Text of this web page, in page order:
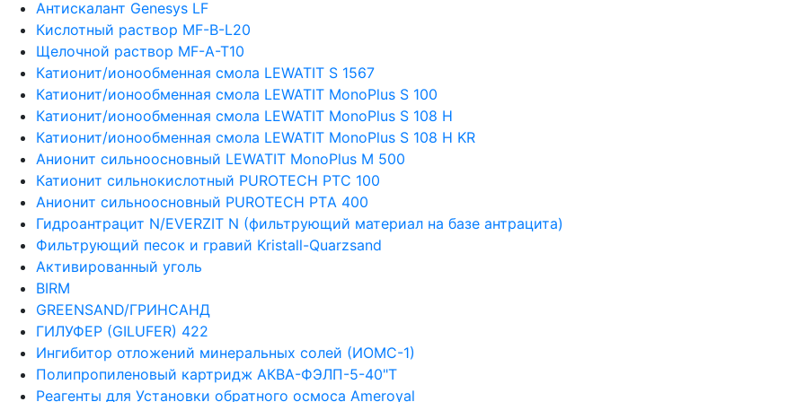
Антискалант Genesys LF
Кислотный раствор MF-B-L20
Щелочной раствор MF-A-T10
Катионит/ионообменная смола LEWATIT S 1567
Катионит/ионообменная смола LEWATIT MonoPlus S 100
Катионит/ионообменная смола LEWATIT MonoPlus S 108 Н
Катионит/ионообменная смола LEWATIT MonoPlus S 108 Н KR
Анионит сильноосновный LEWATIT MonoPlus М 500
Катионит сильнокислотный PUROTECH PTC 100
Анионит сильноосновный PUROTECH PTА 400
Гидроантрацит N/EVERZIT N (фильтрующий материал на базе антрацита)
Фильтрующий песок и гравий Kristall-Quarzsand
Активированный уголь
BIRM
GREENSAND/ГРИНСАНД
ГИЛУФЕР (GILUFER) 422
Ингибитор отложений минеральных солей (ИОМС-1)
Полипропиленовый картридж АКВА-ФЭЛП-5-40"Т
Реагенты для Установки обратного осмоса Ameroyal